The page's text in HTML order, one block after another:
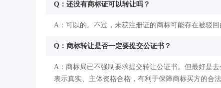
Q：还没有商标证可以转让吗？
A：可以的。不过，未获注册证的商标可能存在被驳
Q：商标转让是否一定要提交公证书？
A：商标局已不强制要求提交转让公证书。但最好是
表示真实、主体资格合格，有利于保障商标买方的合